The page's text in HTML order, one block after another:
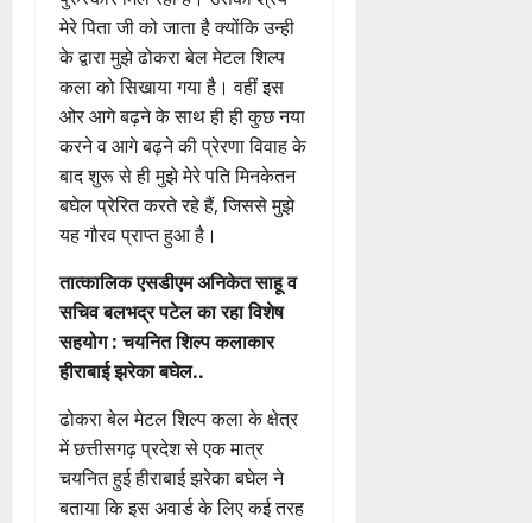
मेरे पिता जी को जाता है क्योंकि उन्ही
के द्वारा मुझे ढोकरा बेल मेटल शिल्प
कला को सिखाया गया है। वहीं इस
ओर आगे बढ़ने के साथ ही ही कुछ नया
करने व आगे बढ़ने की प्रेरणा विवाह के
बाद शुरू से ही मुझे मेरे पति मिनकेतन
बघेल प्रेरित करते रहे हैं, जिससे मुझे
यह गौरव प्राप्त हुआ है।
तात्कालिक एसडीएम अनिकेत साहू व
सचिव बलभद्र पटेल का रहा विशेष
सहयोग : चयनित शिल्प कलाकार
हीराबाई झरेका बघेल..
ढोकरा बेल मेटल शिल्प कला के क्षेत्र
में छत्तीसगढ़ प्रदेश से एक मात्र
चयनित हुई हीराबाई झरेका बघेल ने
बताया कि इस अवार्ड के लिए कई तरह